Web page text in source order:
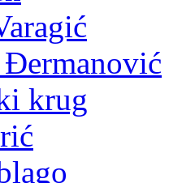
Đermanović
krug